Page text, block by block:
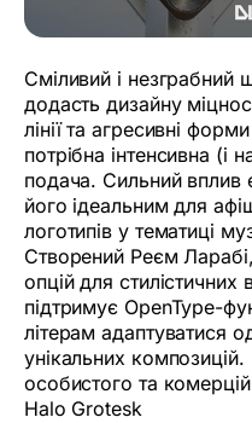
Сміливий і незграбний
додасть дизайну
лінії та агресивні
потрібна інтенсивна (і
подача. Сильний вплив
його ідеальним для
логотипів у тематиці
Створений Реєм
опцій для стилістичних
підтримує OpenType-
літерам адаптуватися
унікальних
особистого та
Halo Grotesk